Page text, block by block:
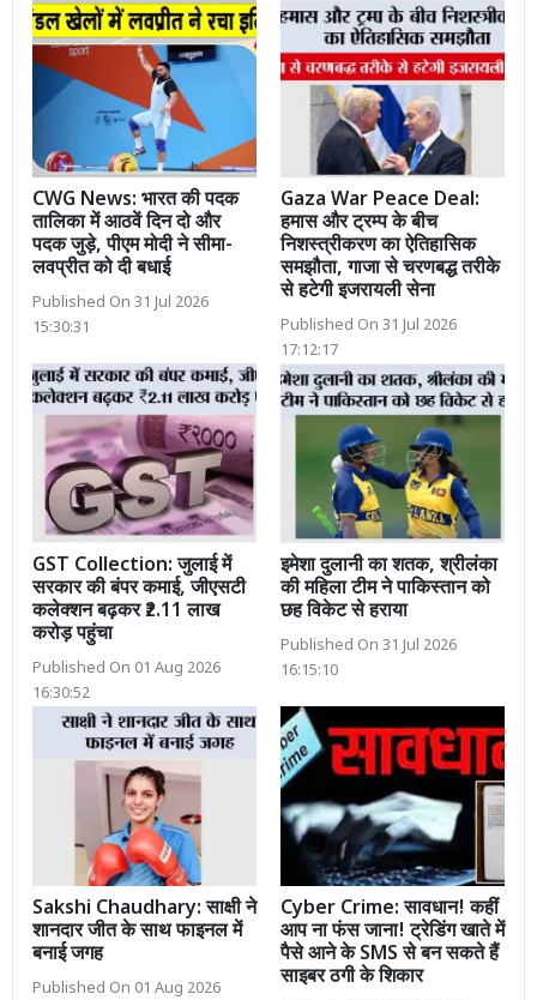
CWG News: भारत की पदक
तालिका में आठवें दिन दो और
पदक जुड़े, पीएम मोदी ने सीमा-
लवप्रीत को दी बधाई
Published On 31 Jul 2026
15:30:31
Gaza War Peace Deal:
हमास और ट्रम्प के बीच
निशस्त्रीकरण का ऐतिहासिक
समझौता, गाजा से चरणबद्ध तरीके
से हटेगी इजरायली सेना
Published On 31 Jul 2026
17:12:17
GST Collection: जुलाई में
सरकार की बंपर कमाई, जीएसटी
कलेक्शन बढ़कर ₹2.11 लाख
करोड़ पहुंचा
Published On 01 Aug 2026
16:30:52
इमेशा दुलानी का शतक, श्रीलंका
की महिला टीम ने पाकिस्तान को
छह विकेट से हराया
Published On 31 Jul 2026
16:15:10
Sakshi Chaudhary: साक्षी ने
शानदार जीत के साथ फाइनल में
बनाई जगह
Published On 01 Aug 2026
Cyber Crime: सावधान! कहीं
आप ना फंस जाना! ट्रेडिंग खाते में
पैसे आने के SMS से बन सकते हैं
साइबर ठगी के शिकार